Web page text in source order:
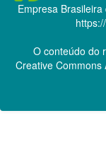
Empresa
O conteúdo do
Creative Commons